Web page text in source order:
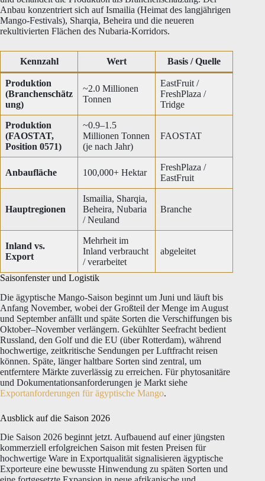
Anbau konzentriert sich auf Ismailia (Heimat des langjährigen
Mango-Festivals), Sharqia, Beheira und die neueren
rekultivierten Flächen des Nubaria-Korridors.
Kennzahl Wert Basis / Quelle
Produktion
(Branchenschätz
ung)
~2.0 Millionen
Tonnen
EastFruit /
FreshPlaza /
Tridge
Produktion
(FAOSTAT,
Position 0571)
~0.9–1.5
Millionen Tonnen
(je nach Jahr)
FAOSTAT
Anbaufläche 100,000+ Hektar
FreshPlaza /
EastFruit
Hauptregionen
Ismailia, Sharqia,
Beheira, Nubaria
/ Neuland
Branche
Inland vs.
Export
Mehrheit im
Inland verbraucht
/ verarbeitet
abgeleitet
Saisonfenster und Logistik
Die ägyptische Mango-Saison beginnt um Juni und läuft bis
Anfang November, wobei der Großteil der Menge im August
und September anfällt und späte Sorten die Verschiffungen bis
Oktober–November verlängern. Gekühlter Seefracht bedient
Russland, den Golf und die EU (über Rotterdam), während
hochwertige, zeitkritische Sendungen per Luftfracht reisen
können. Späte, länger haltbare Sorten sind zentral, um
entferntere Märkte zuverlässig zu erreichen. Für phytosanitäre
und Dokumentationsanforderungen je Markt siehe
Exportanforderungen für ägyptische Mango.
Ausblick auf die Saison 2026
Die Saison 2026 beginnt jetzt. Aufbauend auf einer jüngsten
kommerziell erfolgreichen Saison mit festen Preisen für
hochwertige Ware in Exportqualität signalisieren ägyptische
Exporteure eine bewusste Hinwendung zu späten Sorten und